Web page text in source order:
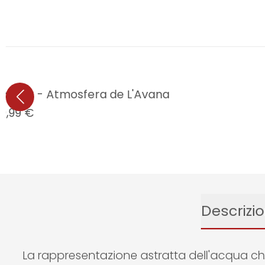
- Atmosfera de L'Avana
€
La rappresentazione astratta dell'acqua